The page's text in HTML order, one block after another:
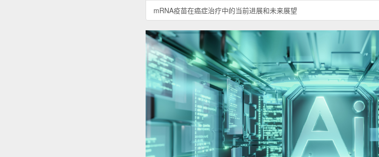
行业信息
（原创）公司法修订后注册资本制度研究
2024国家医保目录调整展望
2024 H1全球TOP10 MNC药企半年报汇总
2024H1：ADC市场规模63.5亿美元
2024H1全球畅销药TOP30
2024 ESMO前瞻︱恒瑞医药13款创新药共34项抗肿瘤领域研究成果将亮相
一文了解类器官